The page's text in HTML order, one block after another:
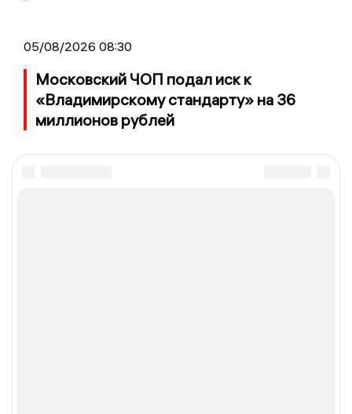
05/08/2026 08:30
Московский ЧОП подал иск к
«Владимирскому стандарту» на 36
миллионов рублей